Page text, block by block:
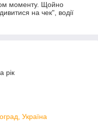
моменту. Щойно
на чек", водії
рік
Україна